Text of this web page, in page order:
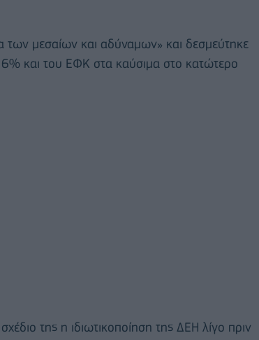
των μεσαίων και αδύναμων» και δεσμεύτηκε
και του ΕΦΚ στα καύσιμα στο κατώτερο
της η ιδιωτικοποίηση της ΔΕΗ λίγο πριν